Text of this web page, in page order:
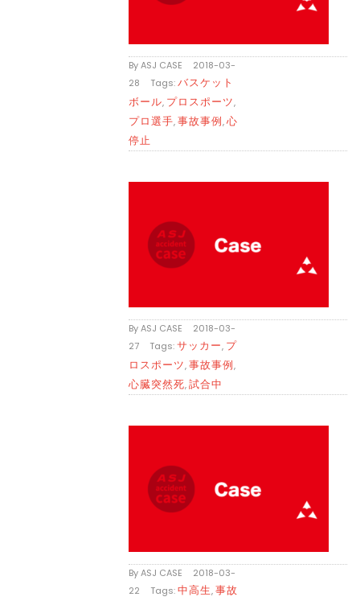
ByASJ CASE
2018-03-
28
Tags:バスケット
ボール, プロスポーツ,
プロ選手,事故事例,心
停止
ByASJ CASE
2018-03-
27
Tags:サッカー, プ
ロスポーツ,事故事例,
心臓突然死,試合中
ByASJ CASE
2018-03-
22
Tags:中高生,事故